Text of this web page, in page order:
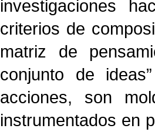
investigaciones
criterios de
matriz de
conjunto de
acciones, son
instrumentados en